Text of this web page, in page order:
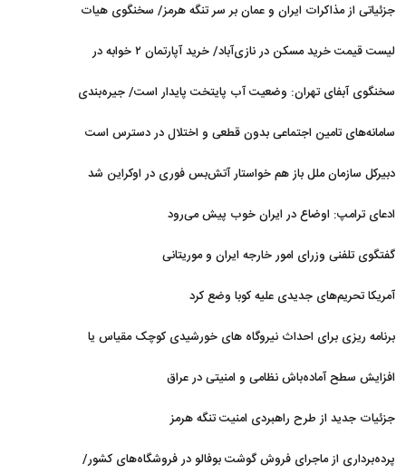
جزئیاتی از مذاکرات ایران و عمان بر سر تنگه هرمز/ سخنگوی هیات
لیست قیمت خرید مسکن در نازی‌آباد/ خرید آپارتمان ۲ خوابه در
سخنگوی آبفای تهران: وضعیت آب پایتخت پایدار است/ جیره‌بندی
سامانه‌های تامین اجتماعی بدون قطعی و اختلال در دسترس است
دبیرکل سازمان ملل باز هم خواستار آتش‌بس فوری در اوکراین شد
ادعای ترامپ: اوضاع در ایران خوب پیش می‌رود
گفتگوی تلفنی وزرای امور خارجه ایران و موریتانی
آمریکا تحریم‌های جدیدی علیه کوبا وضع کرد
برنامه ریزی برای احداث نیروگاه های خورشیدی کوچک مقیاس یا
افزایش سطح آماده‌باش نظامی و امنیتی در عراق
جزئیات جدید از طرح راهبردی امنیت تنگه هرمز
پرده‌برداری از ماجرای فروش گوشت بوفالو در فروشگاه‌های کشور/